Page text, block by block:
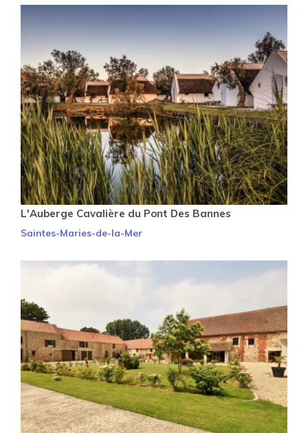
L'Auberge Cavalière du Pont Des Bannes
Saintes-Maries-de-la-Mer